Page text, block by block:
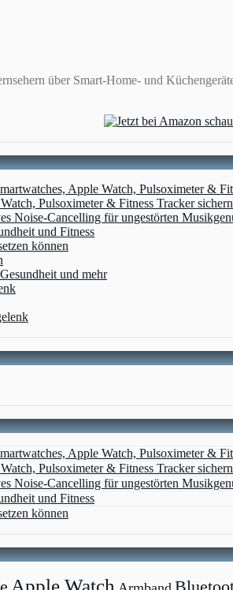
über Smart-Home- und
Apple Watch, Pulsoximeter &
Pulsoximeter & Fitness Tracker sichern
Noise-Cancelling für ungestörten
und Fitness
können
und mehr
Apple Watch, Pulsoximeter &
Pulsoximeter & Fitness Tracker sichern
Noise-Cancelling für ungestörten
und Fitness
können
Apple Watch